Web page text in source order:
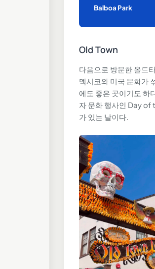
Balboa Park
Old Town
다음으로 방문한 올드
멕시코와 미국 문화가
에도 좋은 곳이기도 하
자 문화 행사인 Day of
가 있는 날이다.